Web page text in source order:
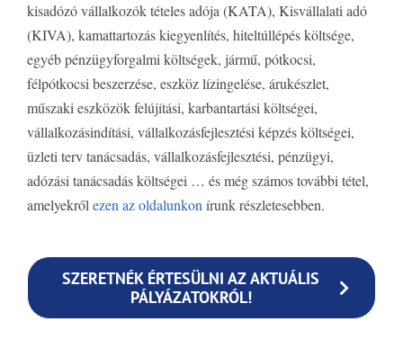
kisadózó vállalkozók tételes adója (KATA), Kisvállalati adó
(KIVA), kamattartozás kiegyenlítés, hiteltúllépés költsége,
egyéb pénzügyforgalmi költségek, jármű, pótkocsi,
félpótkocsi beszerzése, eszköz lízingelése, árukészlet,
műszaki eszközök felújítási, karbantartási költségei,
vállalkozásindítási, vállalkozásfejlesztési képzés költségei,
üzleti terv tanácsadás, vállalkozásfejlesztési, pénzügyi,
adózási tanácsadás költségei … és még számos további tétel,
amelyekről ezen az oldalunkon írunk részletesebben.
SZERETNÉK ÉRTESÜLNI AZ AKTUÁLIS
PÁLYÁZATOKRÓL!